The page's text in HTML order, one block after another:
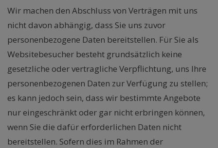
Wir machen den Abschluss von Verträgen mit uns
nicht davon abhängig, dass Sie uns zuvor
personenbezogene Daten bereitstellen. Für Sie als
Websitebesucher besteht grundsätzlich keine
gesetzliche oder vertragliche Verpflichtung, uns Ihre
personenbezogenen Daten zur Verfügung zu stellen;
es kann jedoch sein, dass wir bestimmte Angebote
nur eingeschränkt oder gar nicht erbringen können,
wenn Sie die dafür erforderlichen Daten nicht
bereitstellen. Sofern dies im Rahmen der